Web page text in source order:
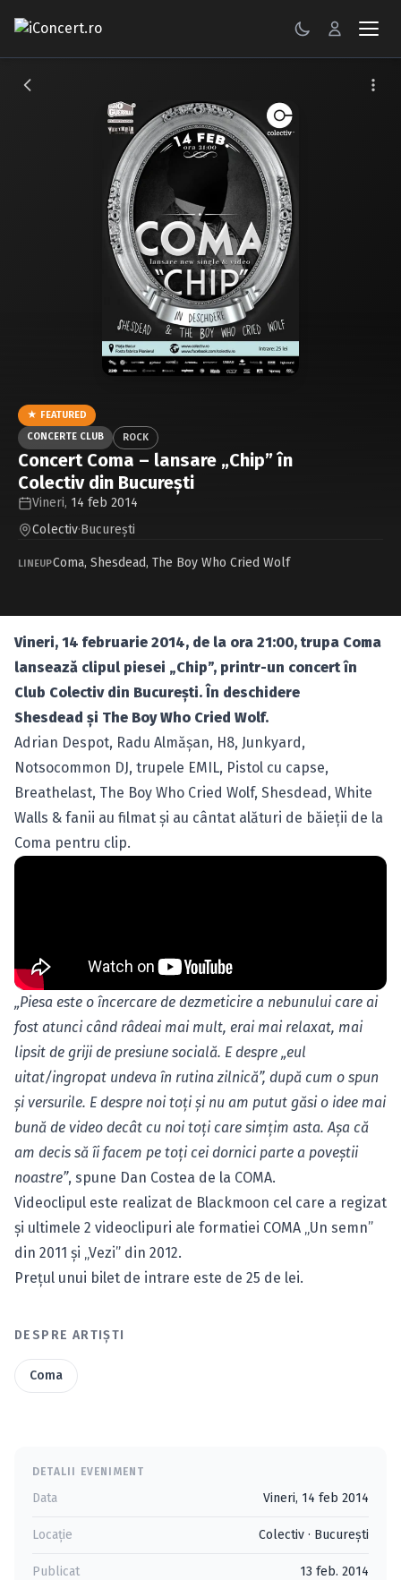
CONCERTE
Caută în site...
★ FEATURED
CONCERTE CLUB
ROCK
Concert Coma – lansare „Chip” în
Colectiv din Bucureşti
Vineri, 14 feb 2014
Colectiv·Bucureşti
LINEUPComa, Shesdead, The Boy Who Cried Wolf
Vineri, 14 februarie 2014, de la ora 21:00, trupa Coma
lansează clipul piesei „Chip”, printr-un concert în
Club Colectiv din Bucureşti. În deschidere
Shesdead şi The Boy Who Cried Wolf.
Adrian Despot, Radu Almăşan, H8, Junkyard,
Notsocommon DJ, trupele EMIL, Pistol cu capse,
Breathelast, The Boy Who Cried Wolf, Shesdead, White
Walls & fanii au filmat şi au cântat alături de băieţii de la
Coma pentru clip.
„Piesa este o încercare de dezmeticire a nebunului care ai
fost atunci când râdeai mai mult, erai mai relaxat, mai
lipsit de griji de presiune socială. E despre „eul
uitat/ingropat undeva în rutina zilnică”, după cum o spun
şi versurile. E despre noi toţi şi nu am putut găsi o idee mai
bună de video decât cu noi toţi care simţim asta. Aşa că
am decis să îi facem pe toţi cei dornici parte a poveştii
noastre”, spune Dan Costea de la COMA.
Videoclipul este realizat de Blackmoon cel care a regizat
şi ultimele 2 videoclipuri ale formatiei COMA „Un semn”
din 2011 şi „Vezi” din 2012.
Preţul unui bilet de intrare este de 25 de lei.
DESPRE ARTIȘTI
Coma
DETALII EVENIMENT
Data Vineri, 14 feb 2014
Locație Colectiv · Bucureşti
Publicat 13 feb. 2014